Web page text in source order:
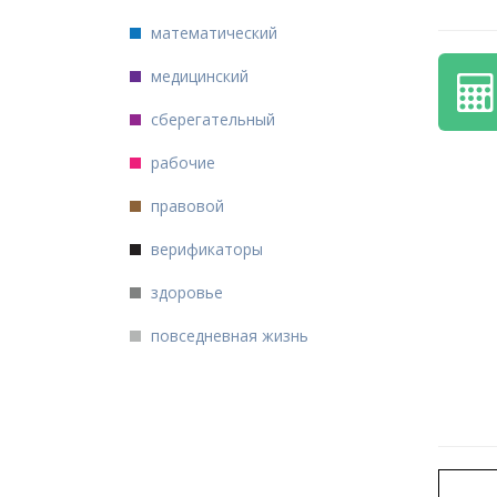
математический
медицинский
сберегательный
рабочие
правовой
верификаторы
здоровье
повседневная жизнь